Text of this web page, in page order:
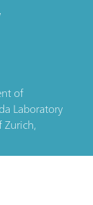
of
Laboratory
Zurich,